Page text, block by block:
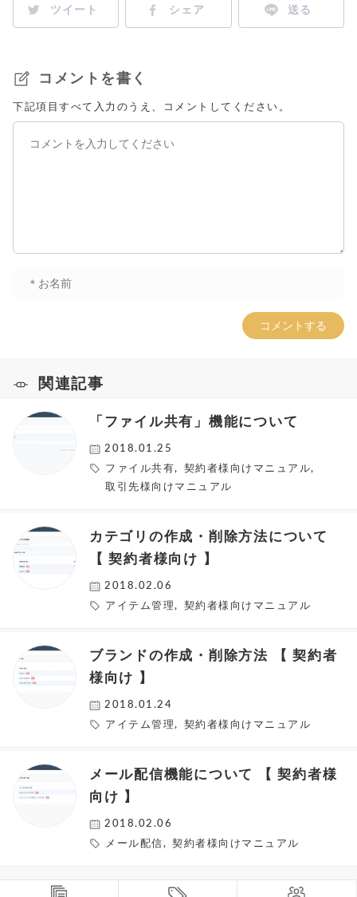
ツイート シェア 送る
コメントを書く
下記項目すべて入力のうえ、コメントしてください。
関連記事
「ファイル共有」機能について
2018.01.25
ファイル共有 , 契約者様向けマニュアル,
取引先様向けマニュアル
カテゴリの作成・削除方法について
【 契約者様向け 】
2018.02.06
アイテム管理, 契約者様向けマニュアル
ブランドの作成・削除方法 【 契約者
様向け 】
2018.01.24
アイテム管理, 契約者様向けマニュアル
メール配信機能について 【 契約者様
向け 】
2018.02.06
メール配信, 契約者様向けマニュアル